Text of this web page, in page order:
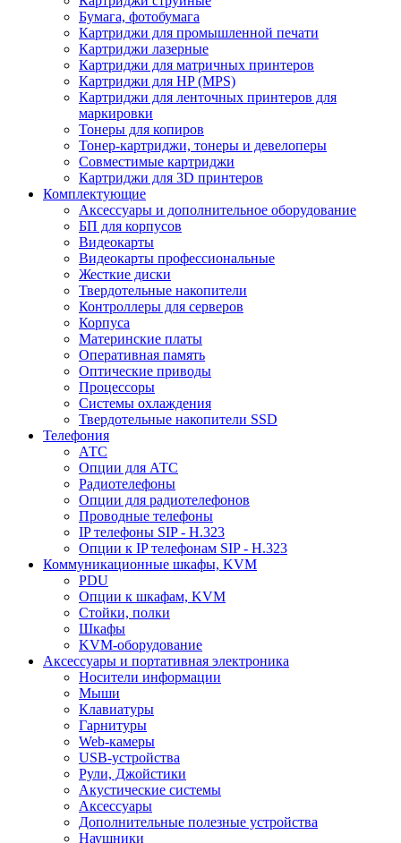
Бумага, фотобумага
Картриджи для промышленной печати
Картриджи лазерные
Картриджи для матричных принтеров
Картриджи для HP (MPS)
Картриджи для ленточных принтеров для
маркировки
Тонеры для копиров
Тонер-картриджи, тонеры и девелоперы
Совместимые картриджи
Картриджи для 3D принтеров
Комплектующие
Аксессуары и дополнительное оборудование
БП для корпусов
Видеокарты
Видеокарты профессиональные
Жесткие диски
Твердотельные накопители
Контроллеры для серверов
Корпуса
Материнские платы
Оперативная память
Оптические приводы
Процессоры
Системы охлаждения
Твердотельные накопители SSD
Телефония
АТС
Опции для АТС
Радиотелефоны
Опции для радиотелефонов
Проводные телефоны
IP телефоны SIP - H.323
Опции к IP телефонам SIP - H.323
Коммуникационные шкафы, KVM
PDU
Опции к шкафам, KVM
Стойки, полки
Шкафы
KVM-оборудование
Аксессуары и портативная электроника
Носители информации
Мыши
Клавиатуры
Гарнитуры
Web-камеры
USB-устройства
Рули, Джойстики
Акустические системы
Аксессуары
Дополнительные полезные устройства
Наушники